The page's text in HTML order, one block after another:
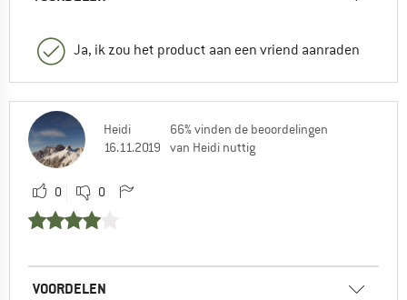
Ja, ik zou het product aan een vriend aanraden
Heidi
16.11.2019
66% vinden de beoordelingen
van Heidi nuttig
0 0
VOORDELEN